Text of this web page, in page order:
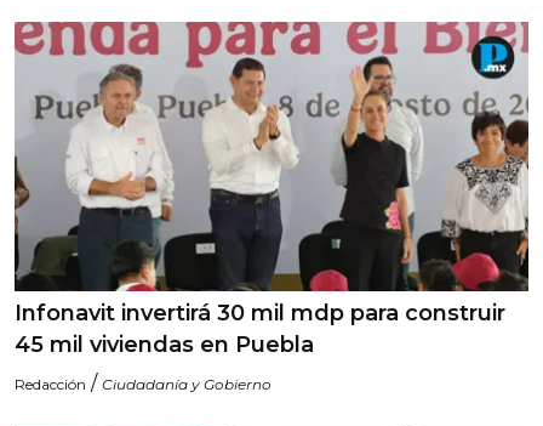
Infonavit invertirá 30 mil mdp para construir
45 mil viviendas en Puebla
Redacción / Ciudadanía y Gobierno